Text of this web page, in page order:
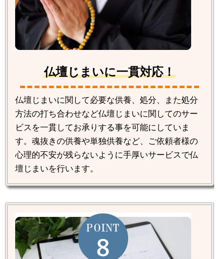
仏壇じまいに一貫対応！
仏壇じまいに関して必要な供養、処分、また処分
方法の打ち合わせなど仏壇じまいに関してのサー
ビスを一貫してお承りする事を可能にしていま
す。魂抜きの供養や単独供養など、ご依頼者様の
心理的不安が残らないように手厚いサービスで仏
壇じまいを行います。